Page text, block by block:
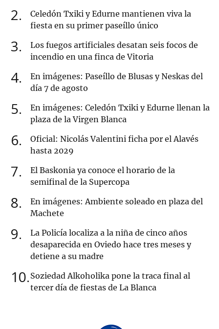
2
Celedón Txiki y Edurne mantienen viva la
fiesta en su primer paseíllo único
3
Los fuegos artificiales desatan seis focos de
incendio en una finca de Vitoria
4
En imágenes: Paseíllo de Blusas y Neskas del
día 7 de agosto
5
En imágenes: Celedón Txiki y Edurne llenan la
plaza de la Virgen Blanca
6
Oficial: Nicolás Valentini ficha por el Alavés
hasta 2029
7
El Baskonia ya conoce el horario de la
semifinal de la Supercopa
8
En imágenes: Ambiente soleado en plaza del
Machete
9
La Policía localiza a la niña de cinco años
desaparecida en Oviedo hace tres meses y
detiene a su madre
10 Soziedad Alkoholika pone la traca final al
tercer día de fiestas de La Blanca